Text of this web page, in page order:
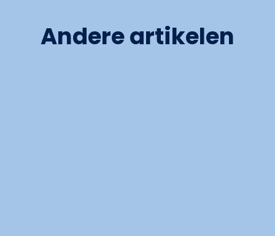
Andere artikelen